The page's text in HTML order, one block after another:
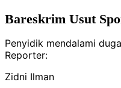
Bareskrim Usut
Penyidik mendalami
Reporter:
Zidni Ilman